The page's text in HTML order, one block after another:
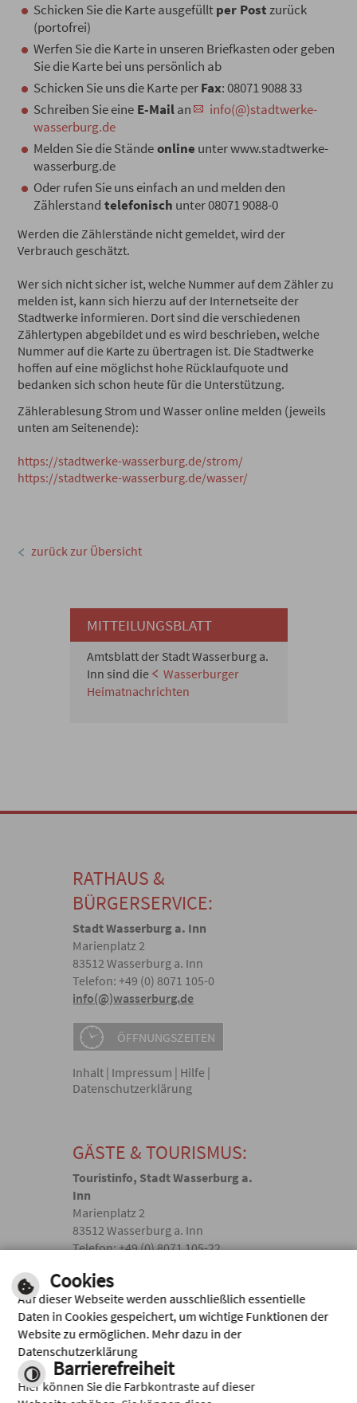
Schicken Sie die Karte ausgefülltper Postzurück
(portofrei)
Werfen Sie die Karte in unseren Briefkasten oder geben
Sie die Karte bei uns persönlich ab
Schicken Sie uns die Karte perFax: 08071 9088 33
Schreiben Sie eine E-Mailan
info(@)stadtwerke-
wasserburg.de
Melden Sie die Ständeonline unter www.stadtwerke-
wasserburg.de
Oder rufen Sie uns einfach an und melden den
Zählerstand telefonisch unter 08071 9088-0
Werden die Zählerstände nicht gemeldet, wird der
Verbrauch geschätzt.
Wer sich nicht sicher ist, welche Nummer auf dem Zähler zu
melden ist, kann sich hierzu auf der Internetseite der
Stadtwerke informieren. Dort sind die verschiedenen
Zählertypen abgebildet und es wird beschrieben, welche
Nummer auf die Karte zu übertragen ist. Die Stadtwerke
hoffen auf eine möglichst hohe Rücklaufquote und
bedanken sich schon heute für die Unterstützung.
Zählerablesung Strom und Wasser online melden (jeweils
unten am Seitenende):
https://stadtwerke-wasserburg.de/strom/
https://stadtwerke-wasserburg.de/wasser/
zurück zur Übersicht
MITTEILUNGSBLATT
Amtsblatt der Stadt Wasserburg a.
Inn sind die
Wasserburger
Heimatnachrichten
RATHAUS &
BÜRGERSERVICE:
Stadt Wasserburg a. Inn
Marienplatz 2
83512 Wasserburg a. Inn
Telefon: +49 (0) 8071 105-0
info(@)wasserburg.de
ÖFFNUNGSZEITEN
Inhalt | Impressum | Hilfe |
Datenschutzerklärung
GÄSTE & TOURISMUS:
Touristinfo, Stadt Wasserburg a.
Inn
Marienplatz 2
83512 Wasserburg a. Inn
Telefon: +49 (0) 8071 105-22
Facebook
Instagram
Cookies
Auf dieser Webseite werden ausschließlich essentielle
Daten in Cookies gespeichert, um wichtige Funktionen der
Website zu ermöglichen. Mehr dazu in der
Datenschutzerklärung
Barrierefreiheit
Hier können Sie die Farbkontraste auf dieser